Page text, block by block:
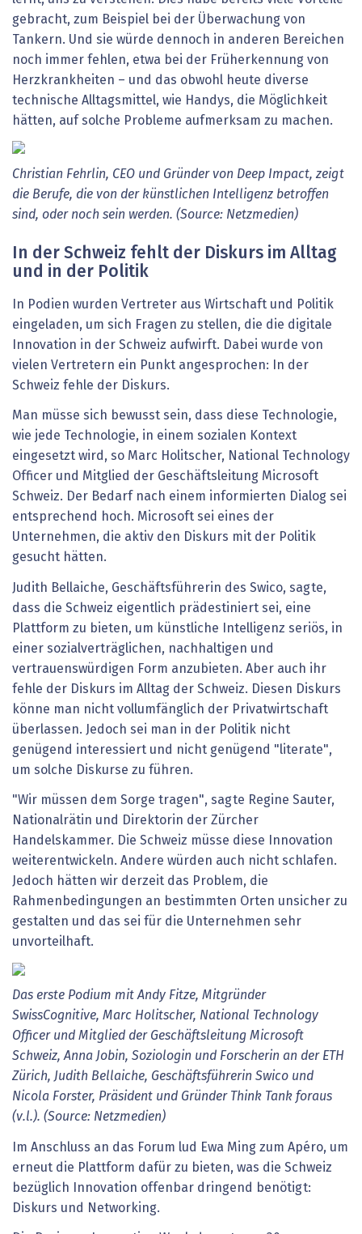
gebracht, zum Beispiel bei der Überwachung von
Tankern. Und sie würde dennoch in anderen Bereichen
noch immer fehlen, etwa bei der Früherkennung von
Herzkrankheiten – und das obwohl heute diverse
technische Alltagsmittel, wie Handys, die Möglichkeit
hätten, auf solche Probleme aufmerksam zu machen.
Christian Fehrlin, CEO und Gründer von Deep Impact, zeigt
die Berufe, die von der künstlichen Intelligenz betroffen
sind, oder noch sein werden. (Source: Netzmedien)
In der Schweiz fehlt der Diskurs im Alltag
und in der Politik
In Podien wurden Vertreter aus Wirtschaft und Politik
eingeladen, um sich Fragen zu stellen, die die digitale
Innovation in der Schweiz aufwirft. Dabei wurde von
vielen Vertretern ein Punkt angesprochen: In der
Schweiz fehle der Diskurs.
Man müsse sich bewusst sein, dass diese Technologie,
wie jede Technologie, in einem sozialen Kontext
eingesetzt wird, so Marc Holitscher, National Technology
Officer und Mitglied der Geschäftsleitung Microsoft
Schweiz. Der Bedarf nach einem informierten Dialog sei
entsprechend hoch. Microsoft sei eines der
Unternehmen, die aktiv den Diskurs mit der Politik
gesucht hätten.
Judith Bellaiche, Geschäftsführerin des Swico, sagte,
dass die Schweiz eigentlich prädestiniert sei, eine
Plattform zu bieten, um künstliche Intelligenz seriös, in
einer sozialverträglichen, nachhaltigen und
vertrauenswürdigen Form anzubieten. Aber auch ihr
fehle der Diskurs im Alltag der Schweiz. Diesen Diskurs
könne man nicht vollumfänglich der Privatwirtschaft
überlassen. Jedoch sei man in der Politik nicht
genügend interessiert und nicht genügend "literate",
um solche Diskurse zu führen.
"Wir müssen dem Sorge tragen", sagte Regine Sauter,
Nationalrätin und Direktorin der Zürcher
Handelskammer. Die Schweiz müsse diese Innovation
weiterentwickeln. Andere würden auch nicht schlafen.
Jedoch hätten wir derzeit das Problem, die
Rahmenbedingungen an bestimmten Orten unsicher zu
gestalten und das sei für die Unternehmen sehr
unvorteilhaft.
Das erste Podium mit Andy Fitze, Mitgründer
SwissCognitive, Marc Holitscher, National Technology
Officer und Mitglied der Geschäftsleitung Microsoft
Schweiz, Anna Jobin, Soziologin und Forscherin an der ETH
Zürich, Judith Bellaiche, Geschäftsführerin Swico und
Nicola Forster, Präsident und Gründer Think Tank foraus
(v.l.). (Source: Netzmedien)
Im Anschluss an das Forum lud Ewa Ming zum Apéro, um
erneut die Plattform dafür zu bieten, was die Schweiz
bezüglich Innovation offenbar dringend benötigt:
Diskurs und Networking.